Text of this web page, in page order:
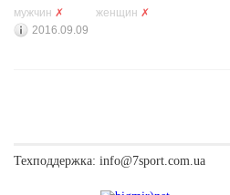
мужчин ✗ женщин ✗
2016.09.09
Техподдержка: info@7sport.com.ua